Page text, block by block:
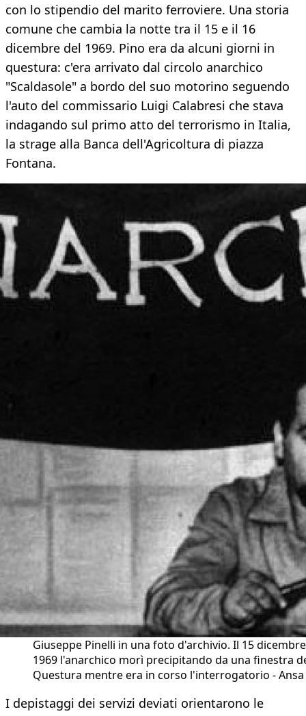
con lo stipendio del marito ferroviere. Una storia
comune che cambia la notte tra il 15 e il 16
dicembre del 1969. Pino era da alcuni giorni in
questura: c'era arrivato dal circolo anarchico
"Scaldasole" a bordo del suo motorino seguendo
l'auto del commissario Luigi Calabresi che stava
indagando sul primo atto del terrorismo in Italia,
la strage alla Banca dell'Agricoltura di piazza
Fontana.
Giuseppe Pinelli in una foto d'archivio. Il 15 dicembre
1969 l'anarchico morì precipitando da una finestra
Questura mentre era in corso l'interrogatorio - Ansa
I depistaggi dei servizi deviati orientarono le